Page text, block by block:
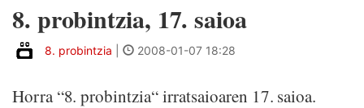
8. probintzia, 17. saioa
8. probintzia 2008-01-07 18:28
Horra “8. probintzia“ irratsaioaren 17. saioa.